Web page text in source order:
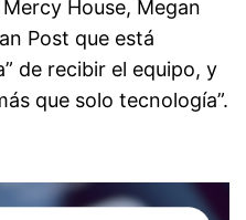
House, Megan
Post que está
de recibir el equipo, y
que solo tecnología”.